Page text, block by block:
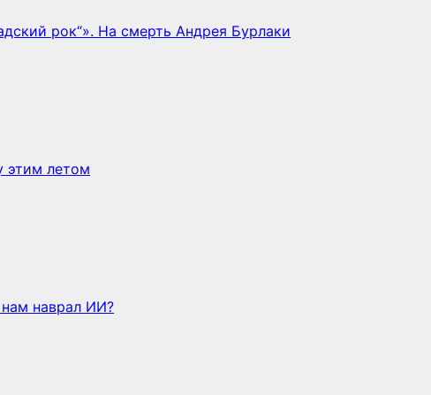
рок“». На смерть Андрея Бурлаки
этим летом
наврал ИИ?